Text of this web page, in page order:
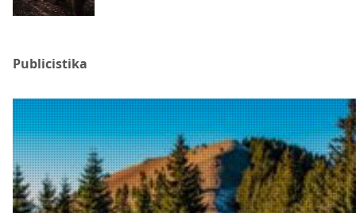
Publicistika